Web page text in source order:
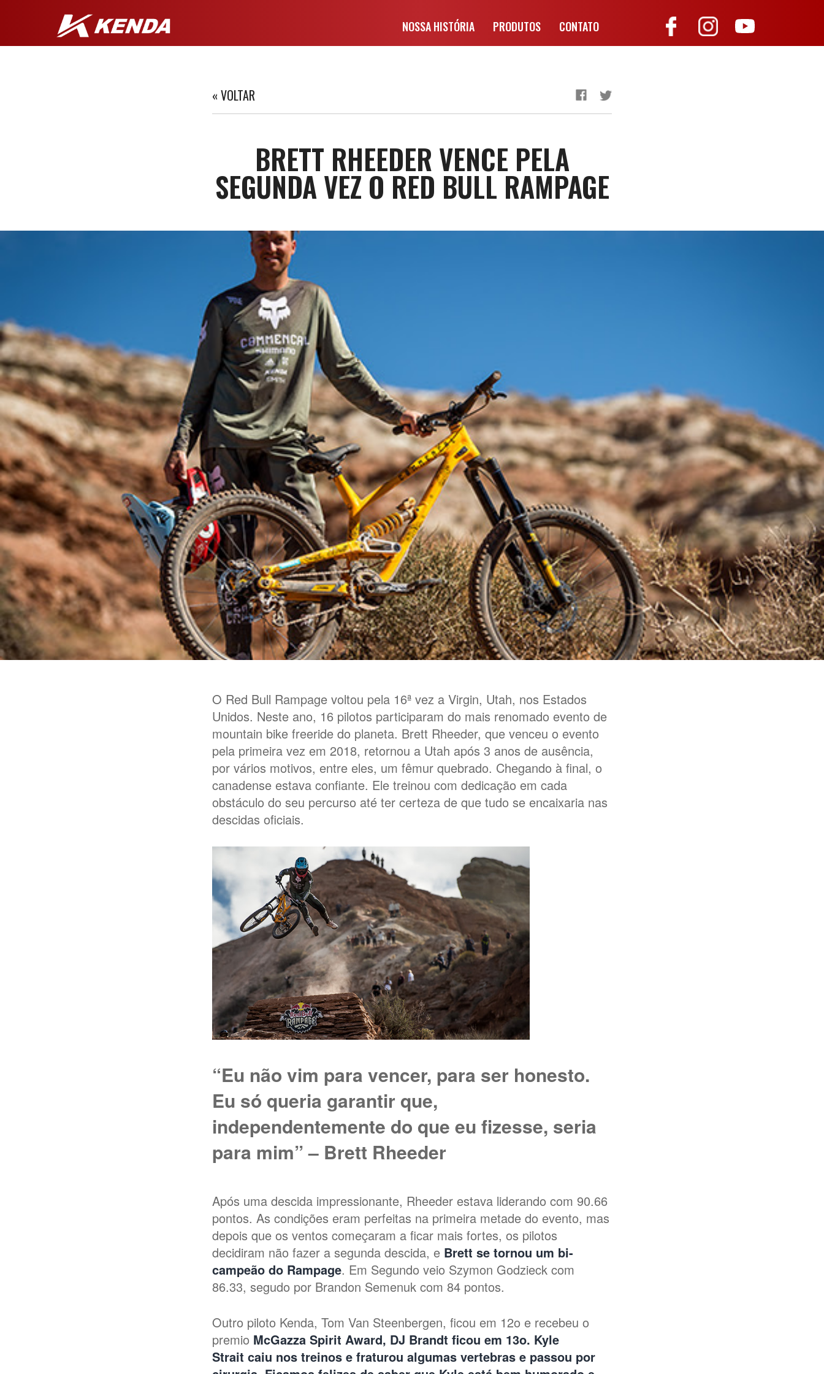
NOSSA HISTÓRIA PRODUTOS CONTATO
« VOLTAR
BRETT RHEEDER VENCE PELA
SEGUNDA VEZ O RED BULL RAMPAGE
O Red Bull Rampage voltou pela 16ª vez a Virgin, Utah, nos Estados
Unidos. Neste ano, 16 pilotos participaram do mais renomado evento de
mountain bike freeride do planeta. Brett Rheeder, que venceu o evento
pela primeira vez em 2018, retornou a Utah após 3 anos de ausência,
por vários motivos, entre eles, um fêmur quebrado. Chegando à final, o
canadense estava confiante. Ele treinou com dedicação em cada
obstáculo do seu percurso até ter certeza de que tudo se encaixaria nas
descidas oficiais.
“Eu não vim para vencer, para ser honesto.
Eu só queria garantir que,
independentemente do que eu fizesse, seria
para mim” – Brett Rheeder
Após uma descida impressionante, Rheeder estava liderando com 90.66
pontos. As condições eram perfeitas na primeira metade do evento, mas
depois que os ventos começaram a ficar mais fortes, os pilotos
decidiram não fazer a segunda descida, e Brett se tornou um bi-
campeão do Rampage. Em Segundo veio Szymon Godzieck com
86.33, segudo por Brandon Semenuk com 84 pontos.
Outro piloto Kenda, Tom Van Steenbergen, ficou em 12o e recebeu o
premio McGazza Spirit Award, DJ Brandt ficou em 13o. Kyle
Strait caiu nos treinos e fraturou algumas vertebras e passou por